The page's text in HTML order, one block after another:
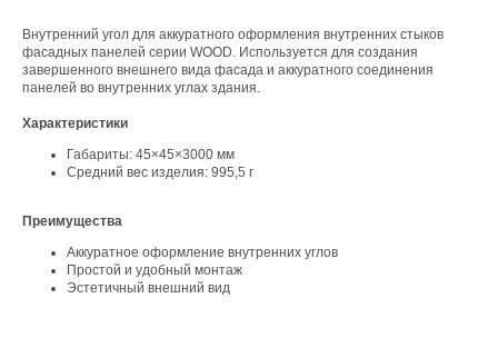
Внутренний угол для аккуратного оформления внутренних стыков
фасадных панелей серии WOOD. Используется для создания
завершенного внешнего вида фасада и аккуратного соединения
панелей во внутренних углах здания.
Характеристики
Габариты: 45×45×3000 мм
Средний вес изделия: 995,5 г
Преимущества
Аккуратное оформление внутренних углов
Простой и удобный монтаж
Эстетичный внешний вид